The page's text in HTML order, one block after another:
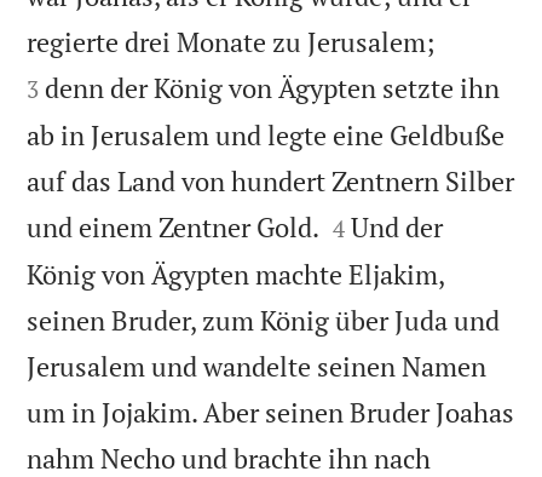
regierte drei Monate zu Jerusalem;
3 denn der König von Ägypten setzte ihn
ab in Jerusalem und legte eine Geldbuße
auf das Land von hundert Zentnern Silber
und einem Zentner Gold. 

4 Und der
König von Ägypten machte Eljakim,
seinen Bruder, zum König über Juda und
Jerusalem und wandelte seinen Namen
um in Jojakim. Aber seinen Bruder Joahas
nahm Necho und brachte ihn nach